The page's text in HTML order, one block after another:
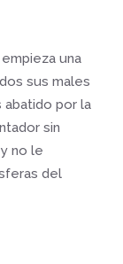
una
sus males
abatido por la
sin
no le
del